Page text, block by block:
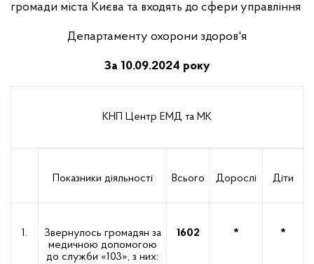
громади міста Києва та входять до сфери управління
Департаменту охорони здоров'я
За 10.09.2024 року
КНП Центр ЕМД та МК
Показники діяльності Всього Дорослі Діти
1.
Звернулось громадян за
медичною допомогою
до служби «103», з них:
1602 * *